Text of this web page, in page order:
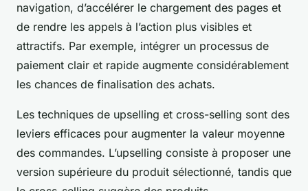
navigation, d’accélérer le chargement des pages et
de rendre les appels à l’action plus visibles et
attractifs. Par exemple, intégrer un processus de
paiement clair et rapide augmente considérablement
les chances de finalisation des achats.
Les techniques de upselling et cross-selling sont des
leviers efficaces pour augmenter la valeur moyenne
des commandes. L’upselling consiste à proposer une
version supérieure du produit sélectionné, tandis que